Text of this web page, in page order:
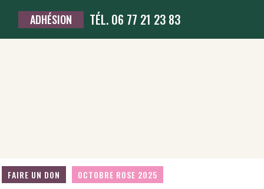
ADHÉSION TÉL. 06 77 21 23 83
FAIRE UN DON OCTOBRE ROSE 2025